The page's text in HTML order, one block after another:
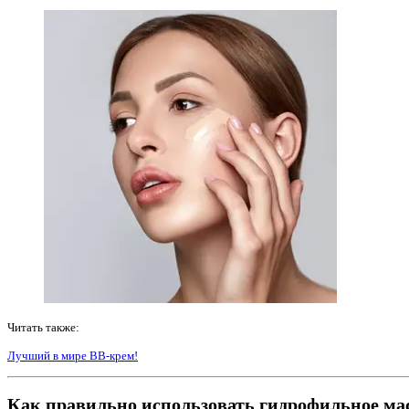
Читать также:
Лучший в мире BB-крем!
Как правильно использовать гидрофильное